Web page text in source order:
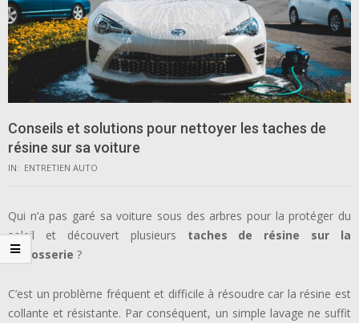
Conseils et solutions pour nettoyer les taches de
résine sur sa voiture
IN: ENTRETIEN AUTO
Qui n’a pas garé sa voiture sous des arbres pour la protéger du
soleil et découvert plusieurs taches de résine sur la
carrosserie ?
C’est un problème fréquent et difficile à résoudre car la résine est
collante et résistante. Par conséquent, un simple lavage ne suffit